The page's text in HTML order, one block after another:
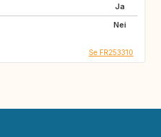
Ja
Nei
Se FR253310